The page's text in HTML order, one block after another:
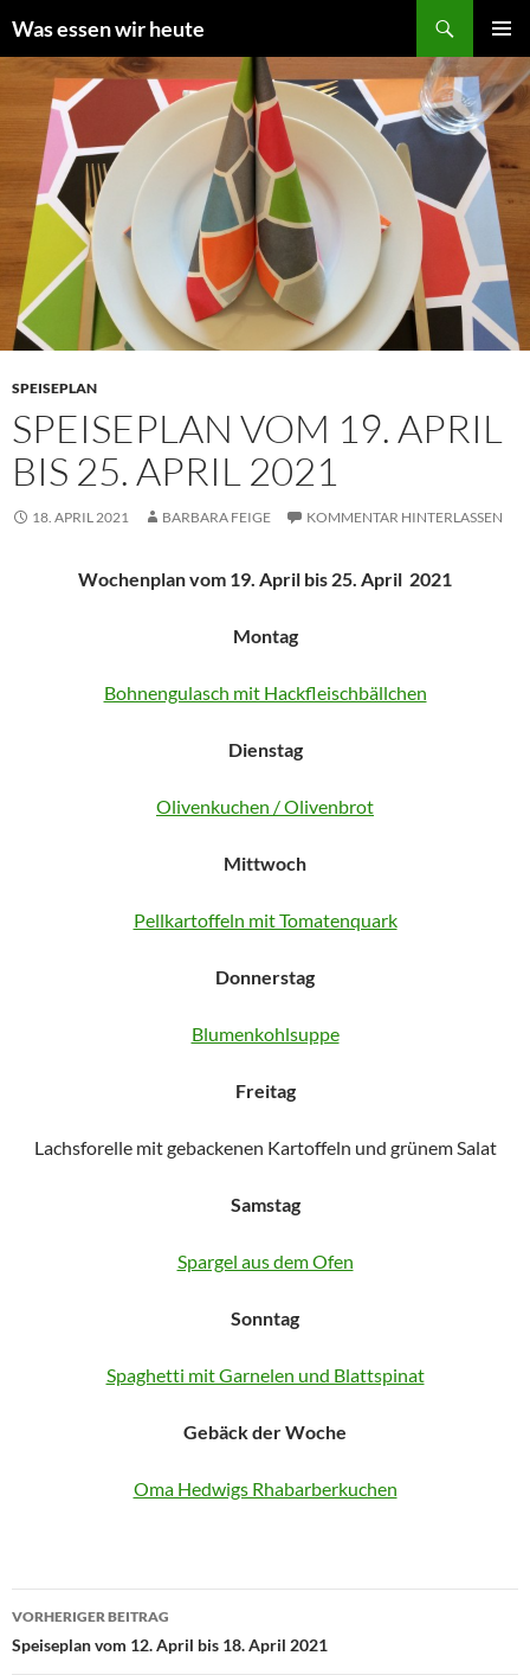
Inhalt
springen
Was essen wir heute
MENÜ
SPEISEPLAN
SPEISEPLAN VOM 19. APRIL
BIS 25. APRIL 2021
18. APRIL 2021 BARBARA FEIGE KOMMENTAR HINTERLASSEN
Wochenplan vom 19. April bis 25. April 2021
Montag
Bohnengulasch mit Hackfleischbällchen
Dienstag
Olivenkuchen / Olivenbrot
Mittwoch
Pellkartoffeln mit Tomatenquark
Donnerstag
Blumenkohlsuppe
Freitag
Lachsforelle mit gebackenen Kartoffeln und grünem Salat
Samstag
Spargel aus dem Ofen
Sonntag
Spaghetti mit Garnelen und Blattspinat
Gebäck der Woche
Oma Hedwigs Rhabarberkuchen
Beitragsnavigation
VORHERIGER BEITRAG
Speiseplan vom 12. April bis 18. April 2021